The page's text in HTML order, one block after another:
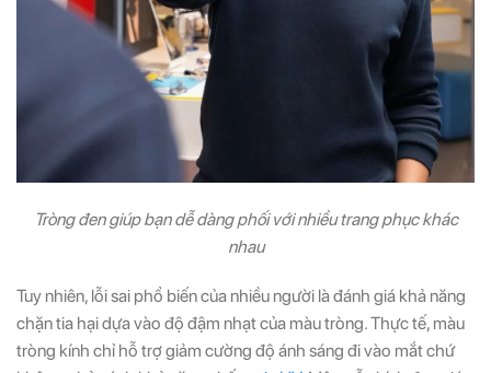
Tròng đen giúp bạn dễ dàng phối với nhiều trang phục khác
nhau
Tuy nhiên, lỗi sai phổ biến của nhiều người là đánh giá khả năng
chặn tia hại dựa vào độ đậm nhạt của màu tròng. Thực tế, màu
tròng kính chỉ hỗ trợ giảm cường độ ánh sáng đi vào mắt chứ